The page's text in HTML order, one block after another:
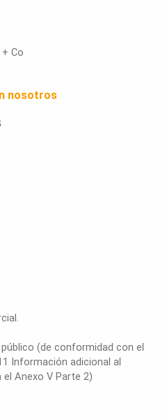
nosotros
(de conformidad con el
Información adicional al
Anexo V Parte 2)